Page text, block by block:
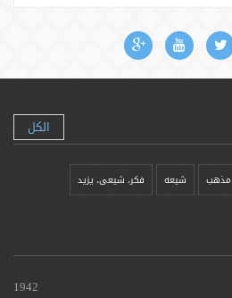
الكل
مذهب شيعه فکر، شیعی، یزيد
1942